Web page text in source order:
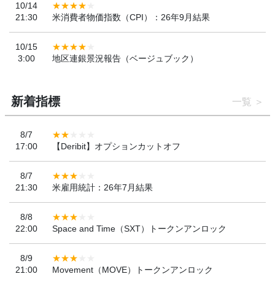
10/14
21:30
米消費者物価指数（CPI）：26年9月結果
10/15
3:00
地区連銀景況報告（ベージュブック）
新着指標 一覧
8/7
17:00
【Deribit】オプションカットオフ
8/7
21:30
米雇用統計：26年7月結果
8/8
22:00
Space and Time（SXT）トークンアンロック
8/9
21:00
Movement（MOVE）トークンアンロック